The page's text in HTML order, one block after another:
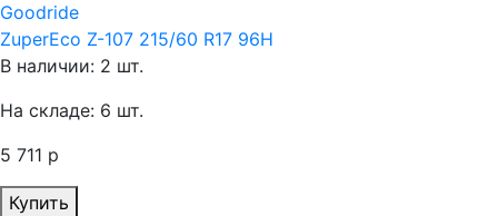
Goodride
ZuperEco Z-107 215/60 R17 96H
В наличии: 2 шт.
На складе: 6 шт.
5 711 р
Купить